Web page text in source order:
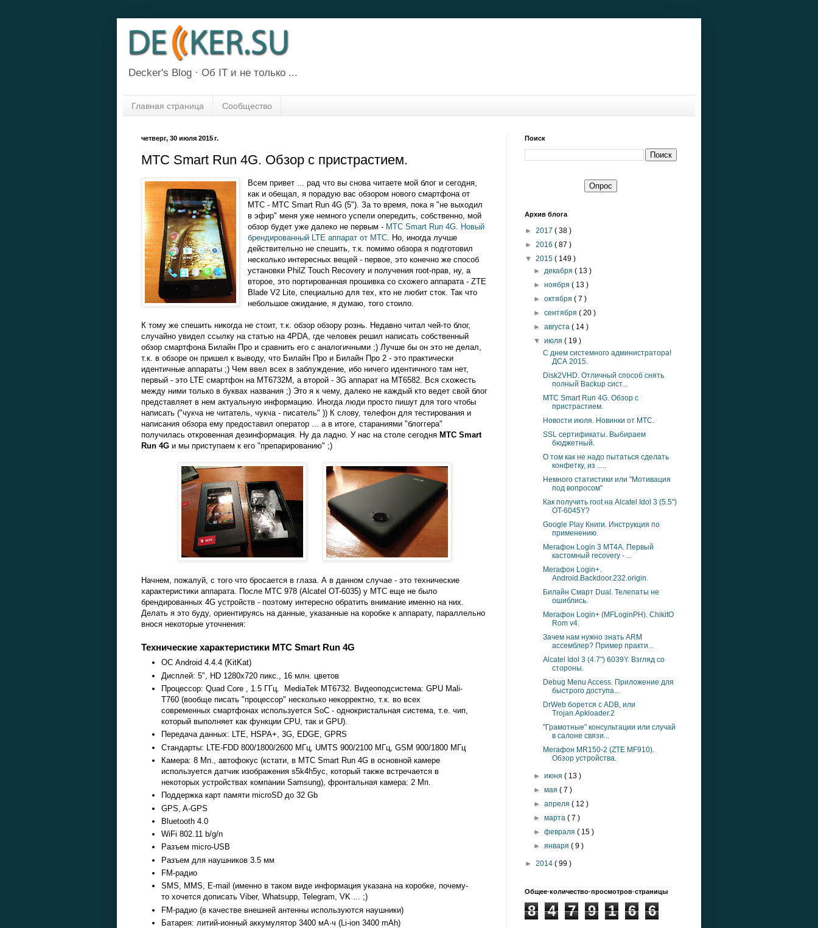
Decker's Blog · Об IT и не только ...
Главная страница Сообщество
четверг, 30 июля 2015 г.
МТС Smart Run 4G. Обзор с пристрастием.
Всем привет ... рад что вы снова читаете мой блог и сегодня,
как и обещал, я порадую вас обзором нового смартфона от
МТС - МТС Smart Run 4G (5"). За то время, пока я "не выходил
в эфир" меня уже немного успели опередить, собственно, мой
обзор будет уже далеко не первым - МТС Smart Run 4G. Новый
брендированный LTE аппарат от МТС . Но, иногда лучше
действительно не спешить, т.к. помимо обзора я подготовил
несколько интересных вещей - первое, это конечно же способ
установки PhilZ Touch Recovery и получения root-прав, ну, а
второе, это портированная прошивка со схожего аппарата - ZTE
Blade V2 Lite, специально для тех, кто не любит сток. Так что
небольшое ожидание, я думаю, того стоило.
К тому же спешить никогда не стоит, т.к. обзор обзору рознь. Недавно читал чей-то блог,
случайно увидел ссылку на статью на 4PDA, где человек решил написать собственный
обзор смартфона Билайн Про и сравнить его с аналогичными ;) Лучше бы он это не делал,
т.к. в обзоре он пришел к выводу, что Билайн Про и Билайн Про 2 - это практически
идентичные аппараты ;) Чем ввел всех в заблуждение, ибо ничего идентичного там нет,
первый - это LTE смартфон на MT6732M, а второй - 3G аппарат на MT6582. Вся схожесть
между ними только в буквах названия ;) Это я к чему, далеко не каждый кто ведет свой блог
представляет в нем актуальную информацию. Иногда люди просто пишут для того чтобы
написать ("чукча не читатель, чукча - писатель" )) К слову, телефон для тестирования и
написания обзора ему предоставил оператор ... а в итоге, стараниями "блоггера"
получилась откровенная дезинформация. Ну да ладно. У нас на столе сегодня МТС Smart
Run 4G и мы приступаем к его "препарированию" ;)
Начнем, пожалуй, с того что бросается в глаза. А в данном случае - это технические
характеристики аппарата. После МТС 978 (Alcatel OT-6035) у МТС еще не было
брендированных 4G устройств - поэтому интересно обратить внимание именно на них.
Делать я это буду, ориентируясь на данные, указанные на коробке к аппарату, параллельно
внося некоторые уточнения:
Технические характеристики МТС Smart Run 4G
ОС Android 4.4.4 (KitKat)
Дисплей: 5", HD 1280x720 пикс., 16 млн. цветов
Процессор: Quad Core , 1.5 ГГц. MediaTek MT6732. Видеоподсистема: GPU Mali-
T760 (вообще писать "процессор" несколько некорректно, т.к. во всех
современных смартфонах используется SoC - однокристальная система, т.е. чип,
который выполняет как функции CPU, так и GPU).
Передача данных: LTE, HSPA+, 3G, EDGE, GPRS
Стандарты: LTE-FDD 800/1800/2600 МГц, UMTS 900/2100 МГц, GSM 900/1800 МГц
Камера: 8 Мп., автофокус (кстати, в МТС Smart Run 4G в основной камере
используется датчик изображения s5k4h5yc, который также встречается в
некоторых устройствах компании Samsung), фронтальная камера: 2 Мп.
Поддержка карт памяти microSD до 32 Gb
GPS, A-GPS
Bluetooth 4.0
WiFi 802.11 b/g/n
Разъем micro-USB
Разъем для наушников 3.5 мм
FM-радио
SMS, MMS, E-mail (именно в таком виде информация указана на коробке, почему-
то хочется дописать Viber, Whatsupp, Telegram, VK ... ;)
FM-радио (в качестве внешней антенны используются наушники)
Батарея: литий-ионный аккумулятор 3400 мА·ч (Li-ion 3400 mAh)
Поиск
Архив блога
► 2017 ( 38 )
► 2016 ( 87 )
▼ 2015 ( 149 )
►декабря( 13 )
►ноября( 13 )
►октября( 7 )
►сентября( 20 )
►августа( 14 )
▼июля( 19 )
С днем системного администратора!
ДСА 2015.
Disk2VHD. Отличный способ снять
полный Backup сист...
МТС Smart Run 4G. Обзор с
пристрастием.
Новости июля. Новинки от МТС.
SSL сертификаты. Выбираем
бюджетный.
О том как не надо пытаться сделать
конфетку, из .....
Немного статистики или "Мотивация
под вопросом"
Как получить root на Alcatel Idol 3 (5.5")
OT-6045Y?
Google Play Книги. Инструкция по
применению.
Мегафон Login 3 MT4A. Первый
кастомный recovery - ...
Мегафон Login+.
Android.Backdoor.232.origin.
Билайн Смарт Dual. Телепаты не
ошиблись.
Мегафон Login+ (MFLoginPH). ChikitO
Rom v4.
Зачем нам нужно знать ARM
ассемблер? Пример практи...
Alcatel Idol 3 (4.7") 6039Y. Взгляд со
стороны.
Debug Menu Access. Приложение для
быстрого доступа...
DrWeb борется с ADB, или
Trojan.Apkloader.2
"Грамотные" консультации или случай
в салоне связи...
Мегафон MR150-2 (ZTE MF910).
Обзор устройства.
►июня( 13 )
►мая( 7 )
►апреля( 12 )
►марта( 7 )
►февраля( 15 )
►января( 9 )
► 2014 ( 99 )
Общее·количество·просмотров·страницы
8 4 7 9 1 6 6